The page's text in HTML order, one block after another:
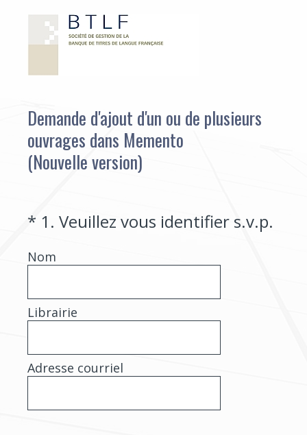
Demande d'ajout d'un ou de plusieurs
ouvrages dans Memento
(Nouvelle version)
* 1 . Veuillez vous identifier s.v.p.
(Obligatoire)
Nom
Librairie
Adresse courriel